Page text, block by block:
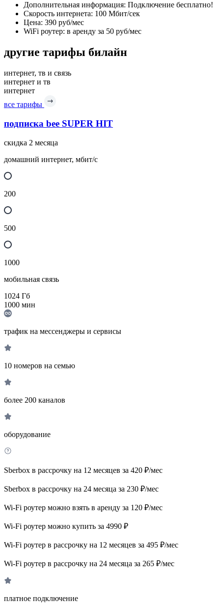
Дополнительная информация: Подключение бесплатно!
Скорость интернета: 100 Мбит/сек
Цена: 390 руб/мес
WiFi роутер: в аренду за 50 руб/мес
другие тарифы билайн
интернет, тв и связь
интернет и тв
интернет
все тарифы
подписка bee SUPER HIT
скидка 2 месяца
домашний интернет, мбит/с
200
500
1000
мобильная связь
1024 Гб
1000 мин
трафик на мессенджеры и сервисы
10 номеров на семью
более 200 каналов
оборудование
Sberbox в рассрочку на 12 месяцев за 420 ₽/мес
Sberbox в рассрочку на 24 месяца за 230 ₽/мес
Wi-Fi роутер можно взять в аренду за 120 ₽/мес
Wi-Fi роутер можно купить за 4990 ₽
Wi-Fi роутер в рассрочку на 12 месяцев за 495 ₽/мес
Wi-Fi роутер в рассрочку на 24 месяца за 265 ₽/мес
платное подключение